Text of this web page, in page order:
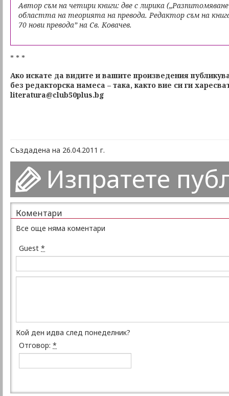
Автор съм на четири книги: две с лирика
областта на теорията на превода. Редактор съм на
70 нови превода” на Св. Ковачев.
* * *
Ако искате да видите и вашите произведения
без редакторска намеса – така, както вие си ги
literatura@club50plus.bg
Създадена на 26.04.2011 г.
Изпратете
Коментари
Все още няма коментари
Guest *
Кой ден идва след понеделник?
Отговор: *